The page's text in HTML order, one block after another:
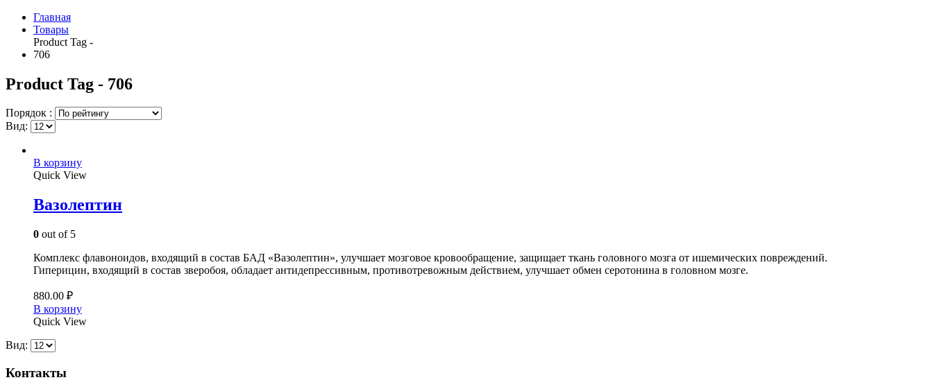
Главная
Товары
Product Tag -
706
Product Tag - 706
Порядок :
Вид:
В корзину
Quick View
Вазолептин
0 out of 5
Комплекс флавоноидов, входящий в состав БАД «Вазолептин», улучшает мозговое кровообращение, защищает ткань головного мозга от ишемических повреждений.
Гиперицин, входящий в состав зверобоя, обладает антидепрессивным, противотревожным действием, улучшает обмен серотонина в головном мозге.
880.00 ₽
В корзину
Quick View
Вид:
Контакты